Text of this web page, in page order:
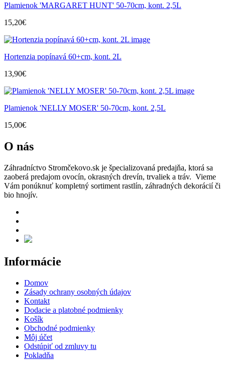
Plamienok 'MARGARET HUNT' 50-70cm, kont. 2,5L
15,20€
Hortenzia popínavá 60+cm, kont. 2L
13,90€
Plamienok 'NELLY MOSER' 50-70cm, kont. 2,5L
15,00€
O nás
Záhradníctvo Stromčekovo.sk je špecializovaná predajňa, ktorá sa
zaoberá predajom ovocín, okrasných drevín, trvaliek a tráv. Vieme
Vám ponúknuť kompletný sortiment rastlín, záhradných dekorácií či
bio hnojív.
Informácie
Domov
Zásady ochrany osobných údajov
Kontakt
Dodacie a platobné podmienky
Košík
Obchodné podmienky
Môj účet
Odstúpiť od zmluvy tu
Pokladňa